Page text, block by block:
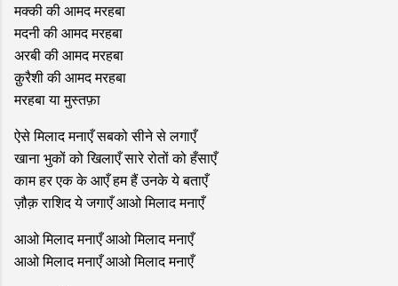
मक्की की आमद मरहबा
मदनी की आमद मरहबा
अरबी की आमद मरहबा
क़ुरैशी की आमद मरहबा
मरहबा या मुस्तफ़ा
ऐसे मिलाद मनाएँ सबको सीने से लगाएँ
खाना भुकों को खिलाएँ सारे रोतों को हँसाएँ
काम हर एक के आएँ हम हैं उनके ये बताएँ
ज़ौक़ राशिद ये जगाएँ आओ मिलाद मनाएँ
आओ मिलाद मनाएँ आओ मिलाद मनाएँ
आओ मिलाद मनाएँ आओ मिलाद मनाएँ